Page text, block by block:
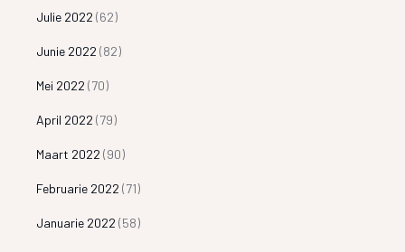
Julie 2022 (62)
Junie 2022 (82)
Mei 2022 (70)
April 2022 (79)
Maart 2022 (90)
Februarie 2022 (71)
Januarie 2022 (58)